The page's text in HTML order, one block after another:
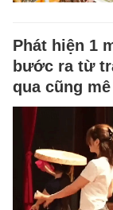
Phát hiện 1
bước ra từ
qua cũng